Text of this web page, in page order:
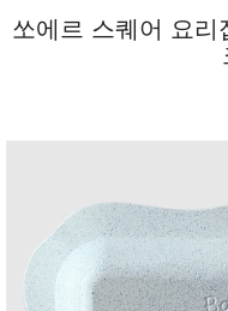
쏘에르 스퀘어 요리